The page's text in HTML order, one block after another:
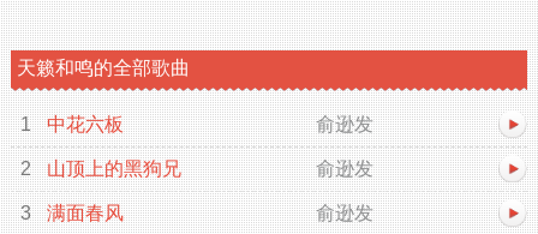
天籁和鸣的全部歌曲
1 中花六板 俞逊发
2 山顶上的黑狗兄 俞逊发
3 满面春风 俞逊发